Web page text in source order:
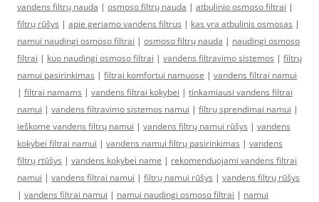
vandens filtrų nauda | osmoso filtrų nauda | atbulinio osmoso filtrai |
filtrų rūšys | apie geriamo vandens filtrus | kas yra atbulinis osmosas |
namui naudingi osmoso filtrai | osmoso filtrų nauda | naudingi osmoso
filtrai | kuo naudingi osmoso filtrai | vandens filtravimo sistemos | filtrų
namui pasirinkimas | filtrai komfortui namuose | vandens filtrai namui
| filtrai namams | vandens filtrai kokybei | tinkamiausi vandens filtrai
namui | vandens filtravimo sistemos namui | filtrų sprendimai namui |
ieškome vandens filtrų namui | vandens filtrų namui rūšys | vandens
kokybei filtrai namui | vandens namui filtrų pasirinkimas | vandens
filtrų rtūšys | vandens kokybei name | rekomenduojami vandens filtrai
namui | vandens filtrai namui | filtrų namui rūšys | vandens filtrų rūšys
| vandens filtrai namui | namui naudingi osmoso filtrai | namui